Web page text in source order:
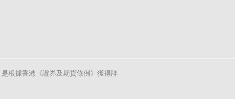
根據香港《證券及期貨條例》獲得牌